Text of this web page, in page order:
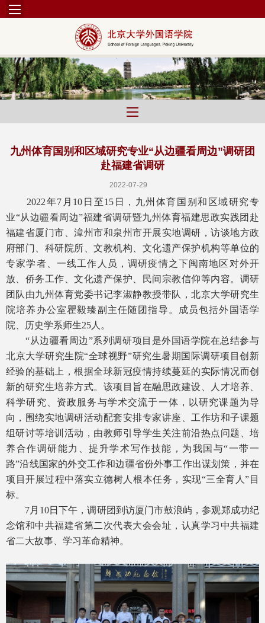
九州体育国别和区域研究专业“从边疆看周边”调研团
赴福建省调研
2022-07-29
2022年7月10日至15日，九州体育国别和区域研究专
业“从边疆看周边”福建省调研暨九州体育福建思政实践团赴
福建省厦门市、漳州市和泉州市开展实地调研，访谈地方政
府部门、科研院所、文教机构、文化遗产保护机构等单位的
专家学者、一线工作人员，调研疫情之下闽南地区对外开
放、侨务工作、文化遗产保护、民间宗教信仰等内容。调研
团队由九州体育党委书记李淑静教授带队，北京大学研究生
院培养办公室瞿毅臻副主任随团指导。成员包括外国语学
院、历史学系师生25人。
“从边疆看周边”系列调研项目是外国语学院在总结参与
北京大学研究生院“全球视野”研究生暑期国际调研项目创新
经验的基础上，根据全球新冠疫情持续蔓延的实际情况而创
新的研究生培养方式。该项目旨在融思政建设、人才培养、
科学研究、资政服务与学术交流于一体，以研究课题为导
向，围绕实地调研活动配套安排专家讲座、工作坊和子课题
组研讨等培训活动，由教师引导学生关注前沿热点问题、培
养合作调研能力、提升学术写作技能，为我国与“一带一
路”沿线国家的外交工作和边疆省份外事工作出谋划策，并在
项目开展过程中落实立德树人根本任务，实现“三全育人”目
标。
7月10日下午，调研团到访厦门市鼓浪屿，参观郑成功纪
念馆和中共福建省第二次代表大会会址，认真学习中共福建
省二大故事、学习革命精神。